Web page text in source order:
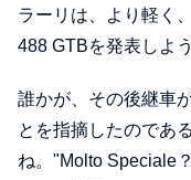
ラーリは、より軽く
488 GTBを発表しよ
誰かが、その後継車
とを指摘したのであ
ね。"Molto Speciale